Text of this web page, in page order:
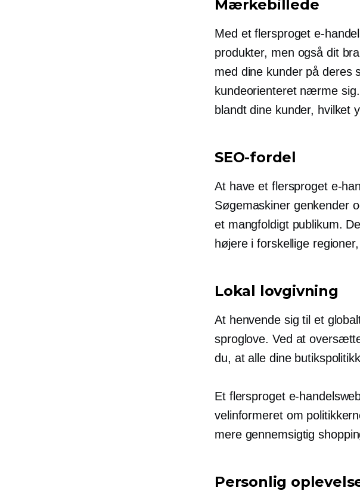
Mærkebillede
Med et flersproget e-
produkter, men også dit
med dine kunder på deres
kundeorienteretnærme sig.
blandt dine kunder, hvilket
SEO-fordel
At have et flersproget e-
Søgemaskiner genkender
et mangfoldigt publikum.
højere i forskellige
Lokal lovgivning
At henvende sig til et
sproglove. Ved at
du, at alle dine
Et flersproget e-
velinformeretom
mere gennemsigtig
Personlig